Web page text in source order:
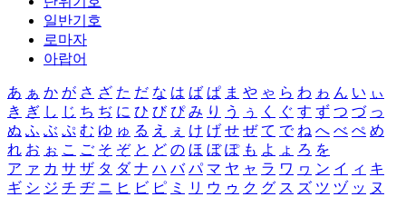
일반기호
로마자
아랍어
あ ぁ か が さ ざ た だ な は ば ぱ ま や ゃ ら わ ゎ ん い ぃ
き ぎ し じ ち ぢ に ひ び ぴ み り う ぅ く ぐ す ず つ づ っ
ぬ ふ ぶ ぷ む ゆ ゅ る え ぇ け げ せ ぜ て で ね へ べ ぺ め
れ お ぉ こ ご そ ぞ と ど の ほ ぼ ぽ も よ ょ ろ を
ア ァ カ サ ザ タ ダ ナ ハ バ パ マ ヤ ャ ラ ワ ヮ ン イ ィ キ
ギ シ ジ チ ヂ ニ ヒ ビ ピ ミ リ ウ ゥ ク グ ス ズ ツ ヅ ッ ヌ